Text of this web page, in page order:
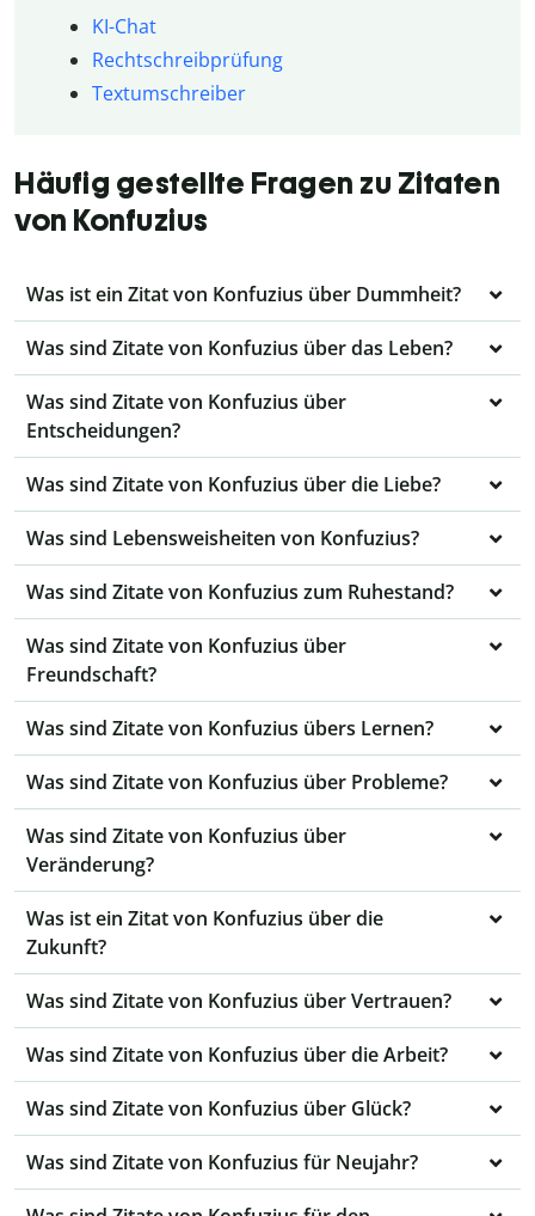
KI-Chat
Rechtschreibprüfung
Textumschreiber
Häufig gestellte Fragen zu Zitaten
von Konfuzius
Was ist ein Zitat von Konfuzius über Dummheit?
Was sind Zitate von Konfuzius über das Leben?
Was sind Zitate von Konfuzius über
Entscheidungen?
Was sind Zitate von Konfuzius über die Liebe?
Was sind Lebensweisheiten von Konfuzius?
Was sind Zitate von Konfuzius zum Ruhestand?
Was sind Zitate von Konfuzius über
Freundschaft?
Was sind Zitate von Konfuzius übers Lernen?
Was sind Zitate von Konfuzius über Probleme?
Was sind Zitate von Konfuzius über
Veränderung?
Was ist ein Zitat von Konfuzius über die
Zukunft?
Was sind Zitate von Konfuzius über Vertrauen?
Was sind Zitate von Konfuzius über die Arbeit?
Was sind Zitate von Konfuzius über Glück?
Was sind Zitate von Konfuzius für Neujahr?